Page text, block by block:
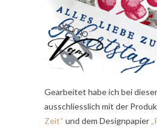
Gearbeitet habe ich bei
ausschliesslich mit der
Zeit“ und dem Designpapier